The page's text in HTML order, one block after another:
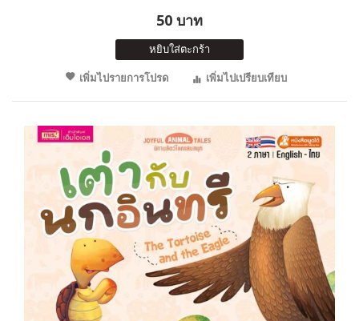
50 บาท
หยิบใส่ตะกร้า
เพิ่มไปรายการโปรด
เพิ่มไปเปรียบเทียบ